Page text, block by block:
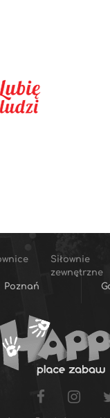
Siłownie
zewnętrzne
Poznań